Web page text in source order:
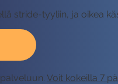
stride-tyyliin, ja oikea
Voit kokeilla 7